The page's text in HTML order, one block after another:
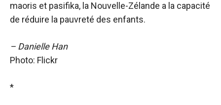
maoris et pasifika, la Nouvelle-Zélande a la capacité
de réduire la pauvreté des enfants.
– Danielle Han
Photo: Flickr
*